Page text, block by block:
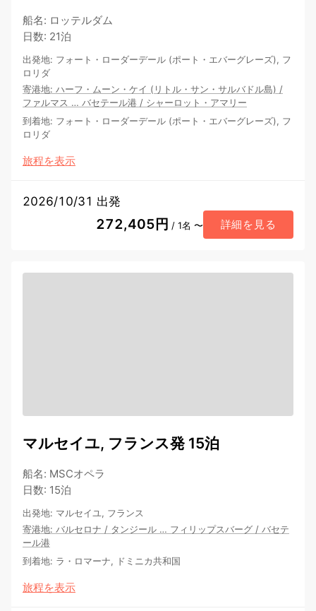
船名: ロッテルダム
日数: 21泊
出発地: フォート・ローダーデール (ポート・エバーグレーズ), フ
ロリダ
寄港地: ハーフ・ムーン・ケイ (リトル・サン・サルバドル島) /
ファルマス … バセテール港 / シャーロット・アマリー
到着地: フォート・ローダーデール (ポート・エバーグレーズ), フ
ロリダ
旅程を表示
2026/10/31 出発
272,405円 / 1名 〜 詳細を見る
マルセイユ, フランス発 15泊
船名: MSCオペラ
日数: 15泊
出発地: マルセイユ, フランス
寄港地: バルセロナ / タンジール … フィリップスバーグ / バセテ
ール港
到着地: ラ・ロマーナ, ドミニカ共和国
旅程を表示